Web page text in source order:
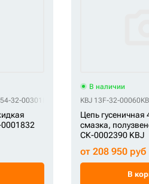
32-00301 HSTF 154-32-00540HSTF
В наличии
KBJ 13F-32-00060
Цепь гусеничная
смазка,
СК-0002390 KBJ
от 208 950 руб
В